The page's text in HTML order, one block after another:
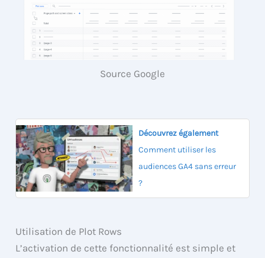
Source Google
Découvrez également
Comment utiliser les
audiences GA4 sans erreur
?
Utilisation de Plot Rows
L’activation de cette fonctionnalité est simple et